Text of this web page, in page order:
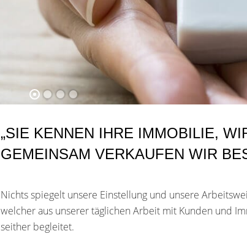
„SIE KENNEN IHRE IMMOBILIE,
GEMEINSAM VERKAUFEN WIR
Nichts spiegelt unsere Einstellung und unsere
welcher aus unserer täglichen Arbeit mit Kunden und
seither begleitet.